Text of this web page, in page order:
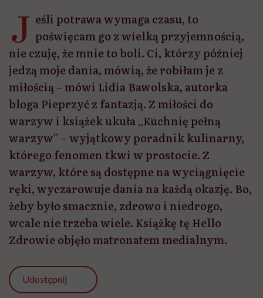
J eśli potrawa wymaga czasu, to
poświęcam go z wielką przyjemnością,
nie czuję, że mnie to boli. Ci, którzy później
jedzą moje dania, mówią, że robiłam je z
miłością – mówi Lidia Bawolska, autorka
bloga Pieprzyć z fantazją. Z miłości do
warzyw i książek ukuła „Kuchnię pełną
warzyw” – wyjątkowy poradnik kulinarny,
którego fenomen tkwi w prostocie. Z
warzyw, które są dostępne na wyciągnięcie
ręki, wyczarowuje dania na każdą okazję. Bo,
żeby było smacznie, zdrowo i niedrogo,
wcale nie trzeba wiele. Książkę tę Hello
Zdrowie objęło matronatem medialnym.
Udostępnij